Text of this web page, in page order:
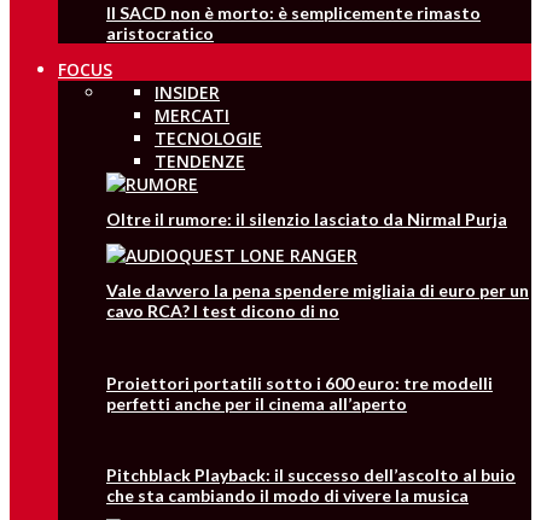
Il SACD non è morto: è semplicemente rimasto
aristocratico
FOCUS
INSIDER
MERCATI
TECNOLOGIE
TENDENZE
Oltre il rumore: il silenzio lasciato da Nirmal Purja
Vale davvero la pena spendere migliaia di euro per un
cavo RCA? I test dicono di no
Proiettori portatili sotto i 600 euro: tre modelli
perfetti anche per il cinema all’aperto
Pitchblack Playback: il successo dell’ascolto al buio
che sta cambiando il modo di vivere la musica